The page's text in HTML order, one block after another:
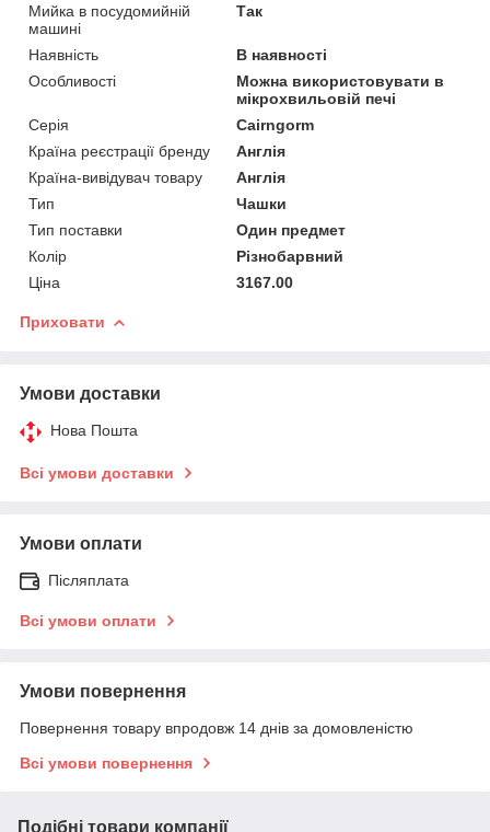
Мийка в посудомийній
машині
Так
Наявність
В наявності
Особливості
Можна використовувати в
мікрохвильовій печі
Серія
Cairngorm
Країна реєстрації бренду
Англія
Країна-вивідувач товару
Англія
Тип
Чашки
Тип поставки
Один предмет
Колір
Різнобарвний
Ціна
3167.00
Приховати
Умови доставки
Нова Пошта
Всі умови доставки
Умови оплати
Післяплата
Всі умови оплати
Умови повернення
Повернення товару впродовж 14 днів за домовленістю
Всі умови повернення
Подібні товари компанії